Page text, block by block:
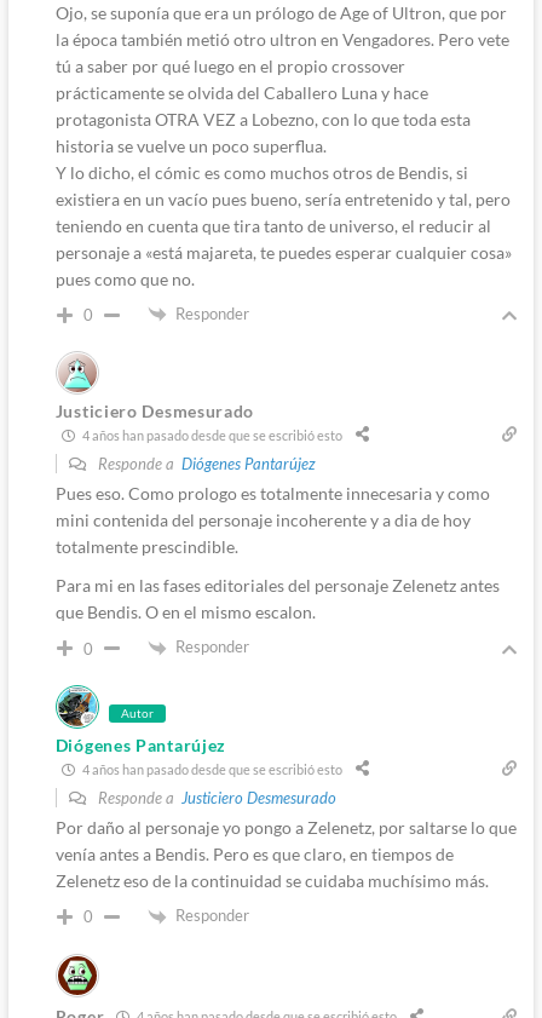
Ojo, se suponía que era un prólogo de Age of Ultron, que por
la época también metió otro ultron en Vengadores. Pero vete
tú a saber por qué luego en el propio crossover
prácticamente se olvida del Caballero Luna y hace
protagonista OTRA VEZ a Lobezno, con lo que toda esta
historia se vuelve un poco superflua.
Y lo dicho, el cómic es como muchos otros de Bendis, si
existiera en un vacío pues bueno, sería entretenido y tal, pero
teniendo en cuenta que tira tanto de universo, el reducir al
personaje a «está majareta, te puedes esperar cualquier cosa»
pues como que no.
0 Responder
Justiciero Desmesurado
4 años han pasado desde que se escribió esto
Responde a Diógenes Pantarújez
Pues eso. Como prologo es totalmente innecesaria y como
mini contenida del personaje incoherente y a dia de hoy
totalmente prescindible.
Para mi en las fases editoriales del personaje Zelenetz antes
que Bendis. O en el mismo escalon.
0 Responder
Autor
Diógenes Pantarújez
4 años han pasado desde que se escribió esto
Responde a Justiciero Desmesurado
Por daño al personaje yo pongo a Zelenetz, por saltarse lo que
venía antes a Bendis. Pero es que claro, en tiempos de
Zelenetz eso de la continuidad se cuidaba muchísimo más.
0 Responder